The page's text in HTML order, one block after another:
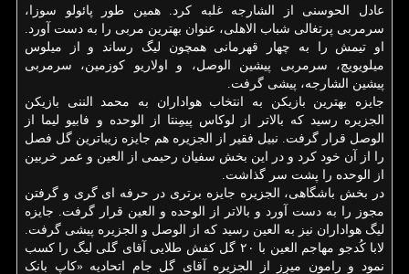
عادل الحوسنی از الشارجه غلبه کرد. همین طور پائولو سوزا،
سرمربی پرتغالی شباب الاهلی، عنوان بهترین مربی را به دست آورد.
او تیمش را به چهار قهرمانی همچون لیگ رساند و از میلوس
میلویویچ، سرمربی پیشین الوصل، و اولاریو کوزمین، سرمربی
پیشین الشارجه، پیشی گرفت.
جایزه بهترین بازیکن به انتخاب هواداران به محمد الننی بازیکن
الجزیره رسید که بالاتر از لوکاس پیمِنتا از الوحده و فابیو لیما از
الوصل قرار گرفت. نبیل فقیر از الجزیره هم جایزه زیباترین گل فصل
را از آن خود کرد و در این بخش سفیان رحیمی از العین و عمر خربین
از الوحده را پشت سر گذاشت.
در بخش باشگاهی، الجزیره جایزه برتری در حرفه ای گری و گرفتن
مجوز را به دست آورد و بالاتر از الوحده و العین قرار گرفت. جایزه
لیگ هواداران نیز به العین رسید که از الوصل و الجزیره پیشی گرفت.
لابا کُدجو مهاجم العین با ۲۰ گل کفش طلایی آقای گلی لیگ را کسب
نمود و رامون میرِز از الجزیره آقای گل جام اتحادیه «کاپ بانک